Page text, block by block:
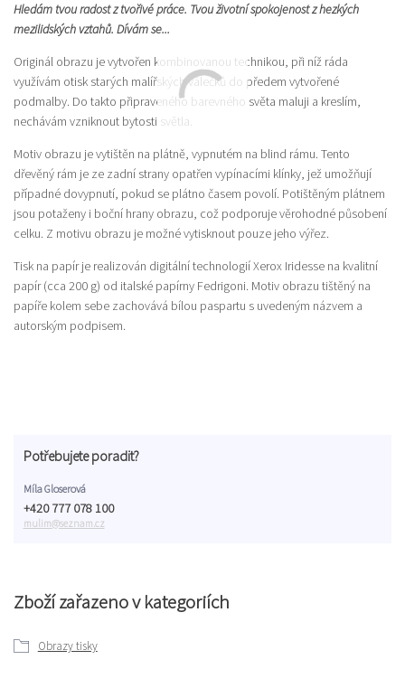
Hledám tvou radost z tvořivé práce. Tvou životní spokojenost z hezkých
mezilidských vztahů. Dívám se...
Originál obrazu je vytvořen kombinovanou technikou, při níž ráda
využívám otisk starých malířských válečků do předem vytvořené
podmalby. Do takto připraveného barevného světa maluji a kreslím,
nechávám vzniknout bytosti světla.
Motiv obrazu je vytištěn na plátně, vypnutém na blind rámu. Tento
dřevěný rám je ze zadní strany opatřen vypínacími klínky, jež umožňují
případné dovypnutí, pokud se plátno časem povolí. Potištěným plátnem
jsou potaženy i boční hrany obrazu, což podporuje věrohodné působení
celku. Z motivu obrazu je možné vytisknout pouze jeho výřez.
Tisk na papír je realizován digitální technologií Xerox Iridesse na kvalitní
papír (cca 200 g) od italské papírny Fedrigoni. Motiv obrazu tištěný na
papíře kolem sebe zachovává bílou paspartu s uvedeným názvem a
autorským podpisem.
Zboží zařazeno v kategoriích
Obrazy tisky
Potřebujete poradit?
Míla Gloserová
+420 777 078 100
mulim@seznam.cz